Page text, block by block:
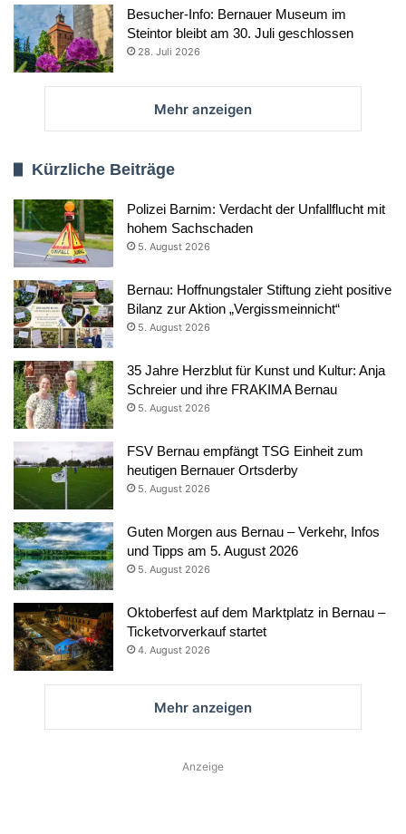
Besucher-Info: Bernauer Museum im
Steintor bleibt am 30. Juli geschlossen
28. Juli 2026
Mehr anzeigen
Kürzliche Beiträge
Polizei Barnim: Verdacht der Unfallflucht mit
hohem Sachschaden
5. August 2026
Bernau: Hoffnungstaler Stiftung zieht positive
Bilanz zur Aktion „Vergissmeinnicht“
5. August 2026
35 Jahre Herzblut für Kunst und Kultur: Anja
Schreier und ihre FRAKIMA Bernau
5. August 2026
FSV Bernau empfängt TSG Einheit zum
heutigen Bernauer Ortsderby
5. August 2026
Guten Morgen aus Bernau – Verkehr, Infos
und Tipps am 5. August 2026
5. August 2026
Oktoberfest auf dem Marktplatz in Bernau –
Ticketvorverkauf startet
4. August 2026
Mehr anzeigen
Anzeige